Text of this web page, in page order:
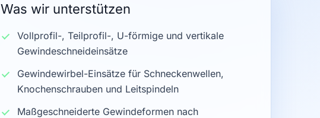
Was wir unterstützen
Vollprofil-, Teilprofil-, U-förmige und vertikale
Gewindeschneideinsätze
Gewindewirbel-Einsätze für Schneckenwellen,
Knochenschrauben und Leitspindeln
Maßgeschneiderte Gewindeformen nach